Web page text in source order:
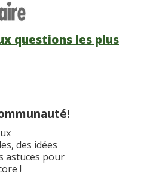
questions les plus
des idées
astuces pour
!